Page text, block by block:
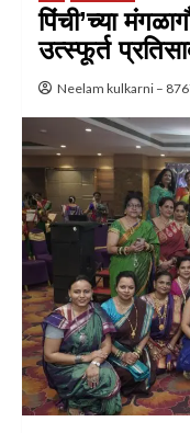
पिंची’च्या
उत्स्फूर्त
Neelam kulkarni –